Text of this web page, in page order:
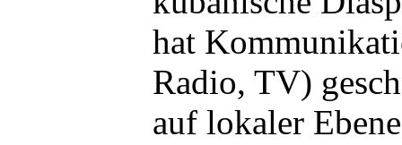
hat
Radio, TV)
auf lokaler